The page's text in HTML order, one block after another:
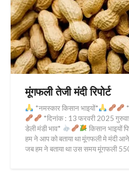
मूंगफली तेजी मंदी रिपोर्ट
*नमस्कार किसान भाइयों*
*दिनांक : 13 फरवरी 2025
डेली मंडी भाव*
किसान भाइयों
हम ने आप को बताया था मूंगफली मे मंदी
जब हम ने बताया था उस समय मूंगफली